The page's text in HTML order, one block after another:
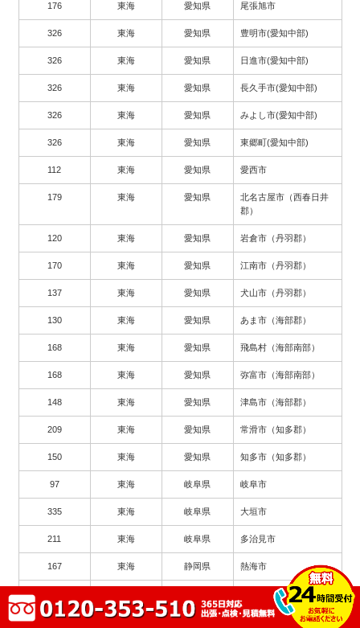
176 東海 愛知県 尾張旭市
326 東海 愛知県 豊明市(愛知中部)
326 東海 愛知県 日進市(愛知中部)
326 東海 愛知県 長久手市(愛知中部)
326 東海 愛知県 みよし市(愛知中部)
326 東海 愛知県 東郷町(愛知中部)
112 東海 愛知県 愛西市
179 東海 愛知県
北名古屋市（西春日井
郡）
120 東海 愛知県 岩倉市（丹羽郡）
170 東海 愛知県 江南市（丹羽郡）
137 東海 愛知県 犬山市（丹羽郡）
130 東海 愛知県 あま市（海部郡）
168 東海 愛知県 飛島村（海部南部）
168 東海 愛知県 弥富市（海部南部）
148 東海 愛知県 津島市（海部郡）
209 東海 愛知県 常滑市（知多郡）
150 東海 愛知県 知多市（知多郡）
97 東海 岐阜県 岐阜市
335 東海 岐阜県 大垣市
211 東海 岐阜県 多治見市
167 東海 静岡県 熱海市
263 東海 愛知県